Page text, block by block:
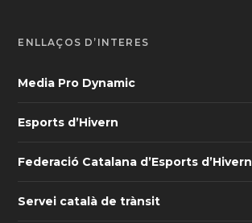
ENLLAÇOS D’INTERÈS
Media Pro Dynamic
Esports d’Hivern
Federació Catalana d’Esports d’Hivern
Servei català de trànsit